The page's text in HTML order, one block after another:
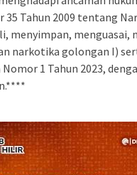
35 Tahun 2009 tentang
menyimpan, menguasai,
narkotika golongan I)
1 Tahun 2023,